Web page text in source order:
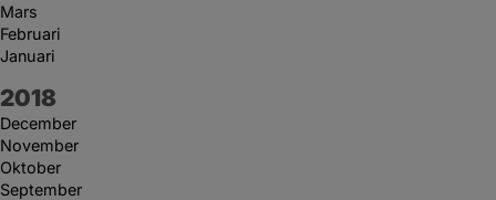
Mars
Februari
Januari
År:
2018
December
November
Oktober
September